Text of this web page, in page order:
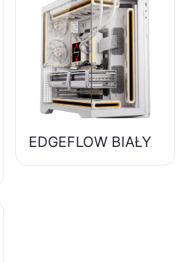
zasilacz do
komputerów
stacjonarnych 80+
Bronze ESB650W
EDGEFLOW BIAŁY